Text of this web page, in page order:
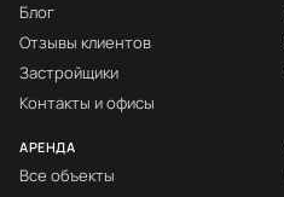
Блог
Отзывы клиентов
Застройщики
Контакты и офисы
АРЕНДА
Все объекты